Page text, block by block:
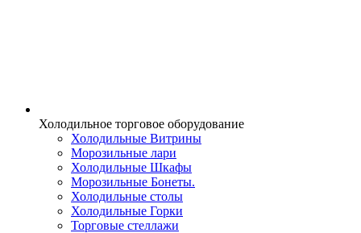
Холодильное торговое оборудование
Холодильные Витрины
Морозильные лари
Холодильные Шкафы
Морозильные Бонеты.
Холодильные столы
Холодильные Горки
Торговые стеллажи